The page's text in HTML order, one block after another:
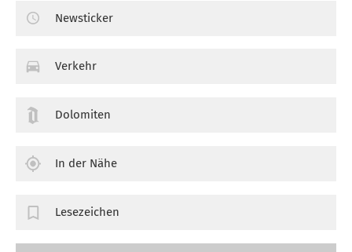
Newsticker
Verkehr
Dolomiten
In der Nähe
Lesezeichen